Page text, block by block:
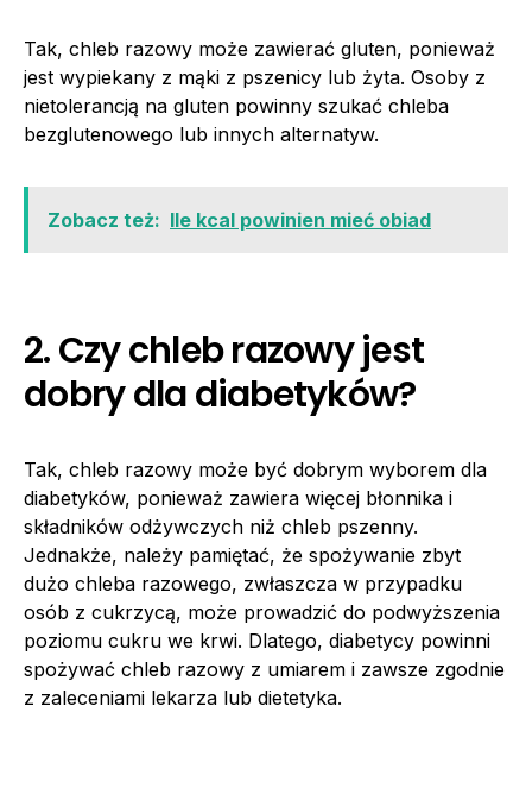
Tak, chleb razowy może zawierać gluten, ponieważ
jest wypiekany z mąki z pszenicy lub żyta. Osoby z
nietolerancją na gluten powinny szukać chleba
bezglutenowego lub innych alternatyw.
Zobacz też: Ile kcal powinien mieć obiad
2. Czy chleb razowy jest
dobry dla diabetyków?
Tak, chleb razowy może być dobrym wyborem dla
diabetyków, ponieważ zawiera więcej błonnika i
składników odżywczych niż chleb pszenny.
Jednakże, należy pamiętać, że spożywanie zbyt
dużo chleba razowego, zwłaszcza w przypadku
osób z cukrzycą, może prowadzić do podwyższenia
poziomu cukru we krwi. Dlatego, diabetycy powinni
spożywać chleb razowy z umiarem i zawsze zgodnie
z zaleceniami lekarza lub dietetyka.